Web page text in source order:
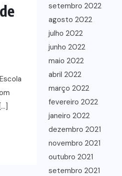
setembro 2022
agosto 2022
julho 2022
junho 2022
maio 2022
abril 2022
março 2022
fevereiro 2022
janeiro 2022
dezembro 2021
novembro 2021
outubro 2021
setembro 2021